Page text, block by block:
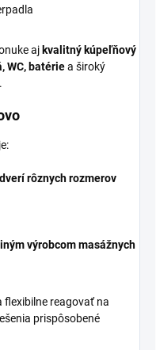
ajkvalitný kúpeľňový
WC, batériea široký
rôznych rozmerov
výrobcom masážnych
flexibilne reagovať na
prispôsobené